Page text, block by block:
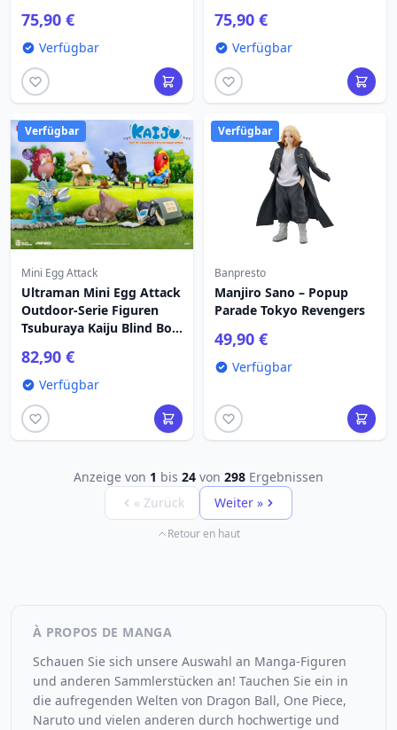
75,90 €
Verfügbar
75,90 €
Verfügbar
Verfügbar
Mini Egg Attack
Ultraman Mini Egg Attack
Outdoor-Serie Figuren
Tsuburaya Kaiju Blind Box
82,90 €
Verfügbar
Verfügbar
Banpresto
Manjiro Sano – Popup
Parade Tokyo Revengers
49,90 €
Verfügbar
Anzeige von 1 bis 24 von 298 Ergebnissen
« Zurück
Weiter »
Retour en haut
À PROPOS DE MANGA
Schauen Sie sich unsere Auswahl an Manga-Figuren
und anderen Sammlerstücken an! Tauchen Sie ein in
die aufregenden Welten von Dragon Ball, One Piece,
Naruto und vielen anderen durch hochwertige und